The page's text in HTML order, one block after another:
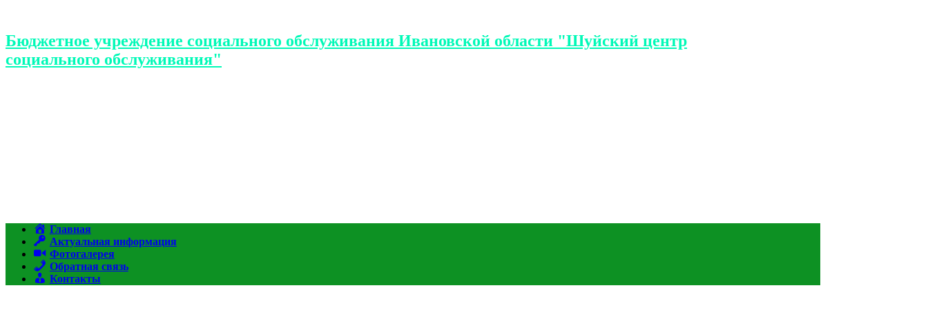
Бюджетное учреждение социального обслуживания Ивановской области "Шуйский центр
социального обслуживания"
Главная
Актуальная информация
Фотогалерея
Обратная связь
Контакты